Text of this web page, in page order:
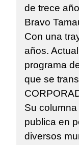
de trece
Bravo
Con una
años.
programa
que se
Su columna
publica en
diversos